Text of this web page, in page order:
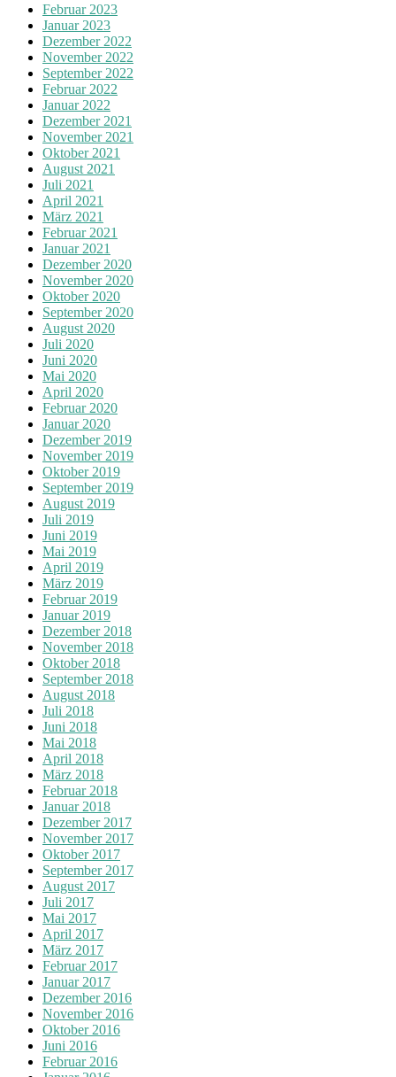
Februar 2023
Januar 2023
Dezember 2022
November 2022
September 2022
Februar 2022
Januar 2022
Dezember 2021
November 2021
Oktober 2021
August 2021
Juli 2021
April 2021
März 2021
Februar 2021
Januar 2021
Dezember 2020
November 2020
Oktober 2020
September 2020
August 2020
Juli 2020
Juni 2020
Mai 2020
April 2020
Februar 2020
Januar 2020
Dezember 2019
November 2019
Oktober 2019
September 2019
August 2019
Juli 2019
Juni 2019
Mai 2019
April 2019
März 2019
Februar 2019
Januar 2019
Dezember 2018
November 2018
Oktober 2018
September 2018
August 2018
Juli 2018
Juni 2018
Mai 2018
April 2018
März 2018
Februar 2018
Januar 2018
Dezember 2017
November 2017
Oktober 2017
September 2017
August 2017
Juli 2017
Mai 2017
April 2017
März 2017
Februar 2017
Januar 2017
Dezember 2016
November 2016
Oktober 2016
Juni 2016
Februar 2016